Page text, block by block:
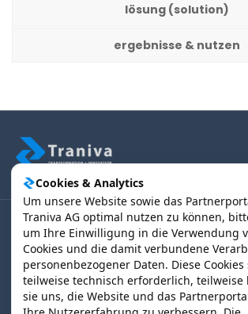
Cookies & Analytics
Um unsere Website sowie das
Traniva AG optimal nutzen zu können,
um Ihre Einwilligung in die Verwendung
Cookies und die damit verbundene
personenbezogener Daten. Diese Cookies
teilweise technisch erforderlich, teilweise
sie uns, die Website und das
lösung (solution)
ergebnisse & nutzen
(B2B) Kunden | Partner > Login
AGB